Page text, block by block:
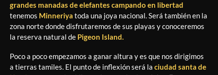
grandes manadas de elefantes campando en libertad
tenemos Minneriya toda una joya nacional. Será también en la
zona norte donde disfrutaremos de sus playas y conoceremos
la reserva natural de Pigeon Island.
Poco a poco empezamos a ganar altura y es que nos dirigimos
a tierras tamiles. El punto de inflexión será la ciudad santa de